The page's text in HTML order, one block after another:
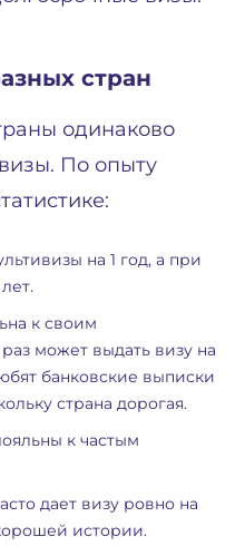
стран
одинаково
По опыту
на 1 год, а при
к своим
может выдать визу на
банковские выписки
страна дорогая.
к частым
дает визу ровно на
истории.